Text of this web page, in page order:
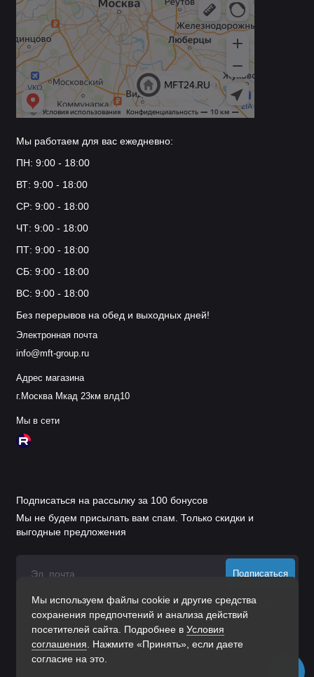
Мы используем файлы cookie и другие средства
сохранения предпочтений и анализа действий
посетителей сайта. Подробнее в Условия
соглашения . Нажмите «Принять», если даете
согласие на это.
Мы работаем для вас ежедневно:
ПН: 9:00 - 18:00
ВТ: 9:00 - 18:00
СР: 9:00 - 18:00
ЧТ: 9:00 - 18:00
ПТ: 9:00 - 18:00
СБ: 9:00 - 18:00
ВС: 9:00 - 18:00
Без перерывов на обед и выходных дней!
Электронная почта
info@mft-group.ru
Адрес магазина
г.Москва Мкад 23км влд10
Мы в сети
Подписаться на рассылку за 100 бонусов
Мы не будем присылать вам спам. Только скидки и
выгодные предложения
Подписаться
Нажимая на кнопку «Подписаться», Вы даетесогласие на
обработку персональных данных.